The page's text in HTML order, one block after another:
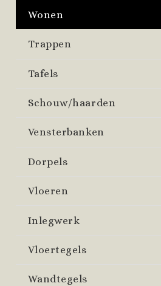
Wonen
Trappen
Tafels
Schouw/haarden
Vensterbanken
Dorpels
Vloeren
Inlegwerk
Vloertegels
Wandtegels